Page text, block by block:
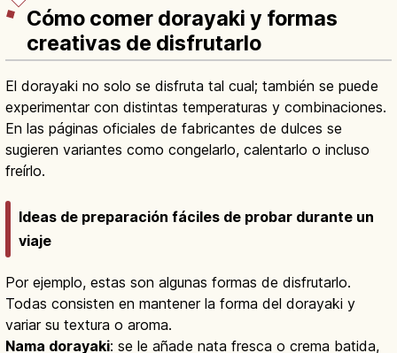
Cómo comer dorayaki y formas
creativas de disfrutarlo
El dorayaki no solo se disfruta tal cual; también se puede
experimentar con distintas temperaturas y combinaciones.
En las páginas oficiales de fabricantes de dulces se
sugieren variantes como congelarlo, calentarlo o incluso
freírlo.
Ideas de preparación fáciles de probar durante un
viaje
Por ejemplo, estas son algunas formas de disfrutarlo.
Todas consisten en mantener la forma del dorayaki y
variar su textura o aroma.
Nama dorayaki: se le añade nata fresca o crema batida,